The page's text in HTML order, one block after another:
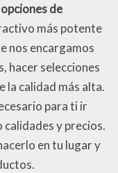
de
más potente
nos encargamos
hacer selecciones
la calidad más alta.
para ti ir
y precios.
en tu lugar y